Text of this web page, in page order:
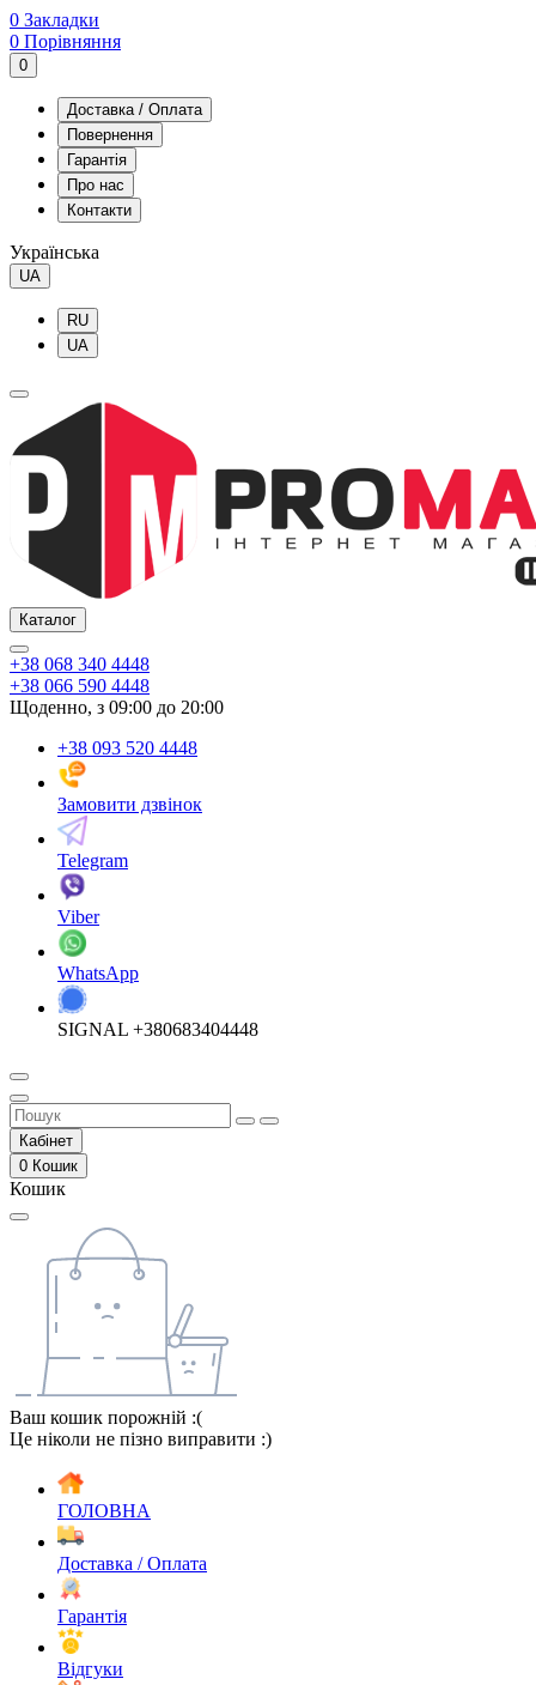
0 Закладки
0 Порівняння
0
Доставка / Оплата
Повернення
Гарантія
Про нас
Контакти
Українська
UA
RU
UA
Каталог
+38 068 340 4448
+38 066 590 4448
Щоденно, з 09:00 до 20:00
+38 093 520 4448
Замовити дзвінок
Telegram
Viber
WhatsApp
SIGNAL +380683404448
Кабінет
0 Кошик
Кошик
Ваш кошик порожній :(
Це ніколи не пізно виправити :)
ГОЛОВНА
Доставка / Оплата
Гарантія
Відгуки